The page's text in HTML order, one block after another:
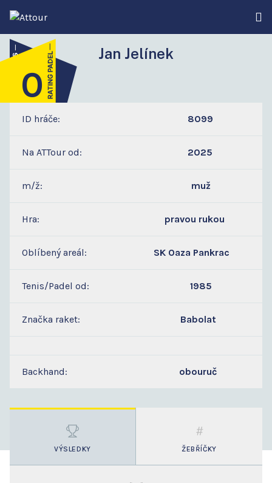
Jan Jelínek
3
0
ID hráče: 8099
Na ATTour od: 2025
m/ž: muž
Hra: pravou rukou
Oblíbený areál: SK Oaza Pankrac
Tenis/Padel od: 1985
Značka raket: Babolat
Backhand: obouruč
VÝSLEDKY ŽEBŘÍČKY